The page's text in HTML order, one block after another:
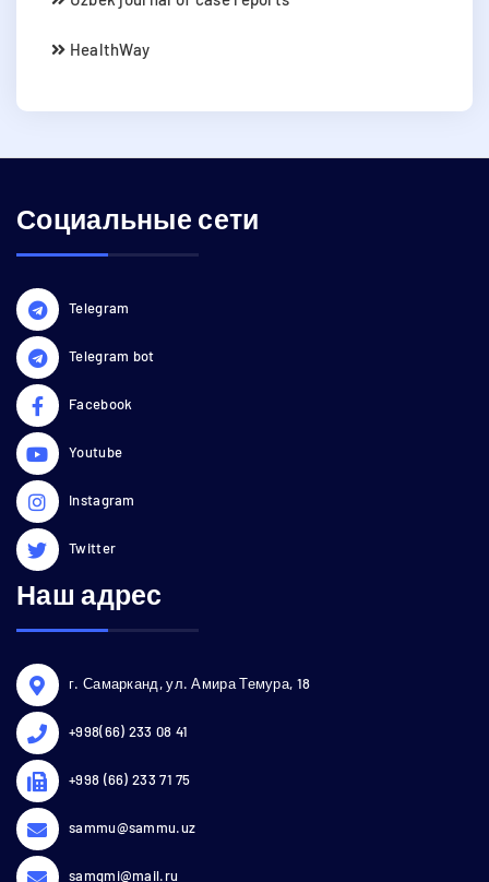
HealthWay
Социальные сети
Telegram
Telegram bot
Facebook
Youtube
Instagram
Twitter
Наш адрес
г. Самарканд, ул. Амира Темура, 18
+998(66) 233 08 41
+998 (66) 233 71 75
sammu@sammu.uz
samgmi@mail.ru